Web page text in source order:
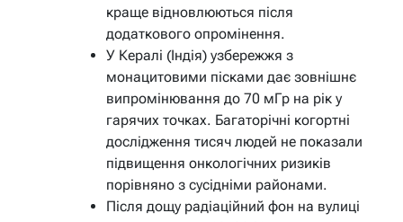
краще відновлюються після
додаткового опромінення.
У Кералі (Індія) узбережжя з
монацитовими пісками дає зовнішнє
випромінювання до 70 мГр на рік у
гарячих точках. Багаторічні когортні
дослідження тисяч людей не показали
підвищення онкологічних ризиків
порівняно з сусідніми районами.
Після дощу радіаційний фон на вулиці